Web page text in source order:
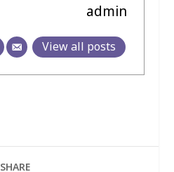
admin
View all posts
SHARE: